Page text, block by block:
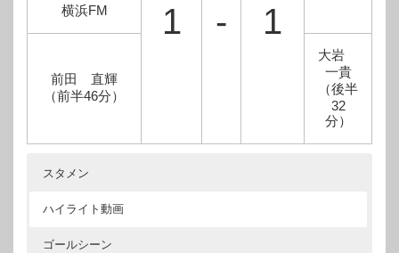
横浜FM 1 - 1
前田 直輝
（前半46分）
大岩
一貴
（後半
32
分）
スタメン
ハイライト動画
ゴールシーン